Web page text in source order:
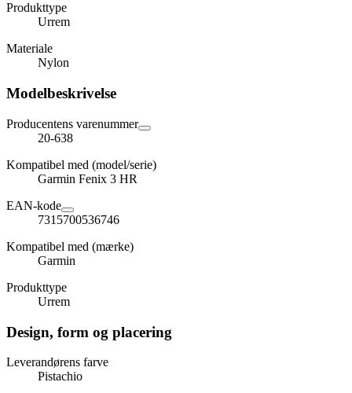
Produkttype
Urrem
Materiale
Nylon
Modelbeskrivelse
Producentens varenummer
20-638
Kompatibel med (model/serie)
Garmin Fenix 3 HR
EAN-kode
7315700536746
Kompatibel med (mærke)
Garmin
Produkttype
Urrem
Design, form og placering
Leverandørens farve
Pistachio